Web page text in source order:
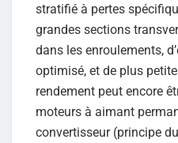
stratifié à pertes
grandes sections
dans les enroulements,
optimisé, et de plus
rendement peut encore
moteurs à aimant
convertisseur (principe